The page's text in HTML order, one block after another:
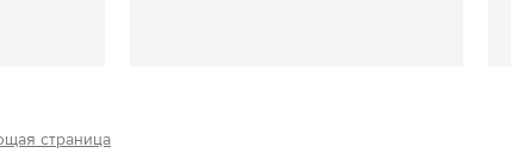
страница